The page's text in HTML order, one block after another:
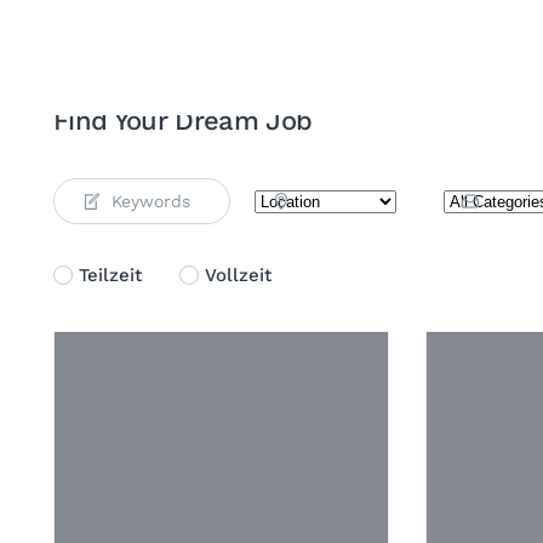
Find Your Dream Job
Teilzeit Vollzeit